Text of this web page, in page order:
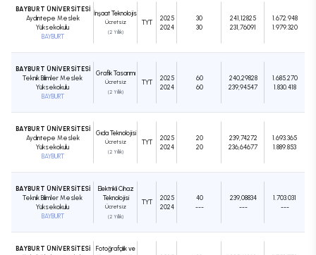
BAYBURT ÜNİVERSİTESİ
Aydıntepe Meslek
Yüksekokulu
BAYBURT
İnşaat Teknolojisi
Ücretsiz
(2 Yıllık)
TYT
2025
2024
30
30
241,12825
231,76091
1.672.948
1.979.320
BAYBURT ÜNİVERSİTESİ
Teknik Bilimler Meslek
Yüksekokulu
BAYBURT
Grafik Tasarımı
Ücretsiz
(2 Yıllık)
TYT
2025
2024
60
60
240,29828
239,94547
1.685.270
1.830.418
BAYBURT ÜNİVERSİTESİ
Aydıntepe Meslek
Yüksekokulu
BAYBURT
Gıda Teknolojisi
Ücretsiz
(2 Yıllık)
TYT
2025
2024
20
20
239,74272
236,64677
1.693.365
1.889.853
BAYBURT ÜNİVERSİTESİ
Teknik Bilimler Meslek
Yüksekokulu
BAYBURT
Elektrikli Cihaz
Teknolojisi
Ücretsiz
(2 Yıllık)
TYT
2025
2024
40
---
239,08834
---
1.703.031
---
BAYBURT ÜNİVERSİTESİ
Fotoğrafçılık ve